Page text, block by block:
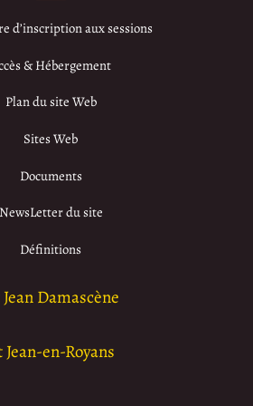
d’inscription aux sessions
& Hébergement
Plan du site Web
Sites Web
Documents
NewsLetter du site
Définitions
Damascène
Jean-en-Royans